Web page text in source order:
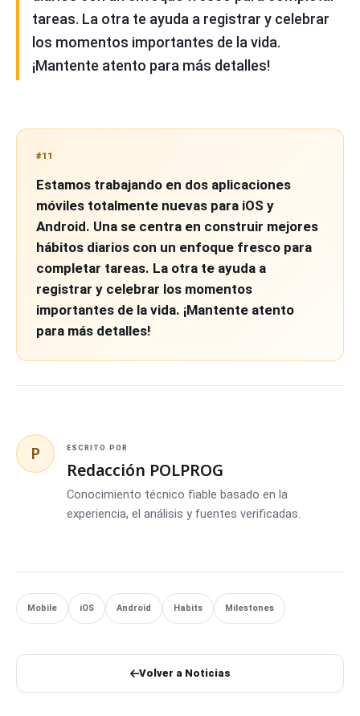
tareas. La otra te ayuda a registrar y celebrar
los momentos importantes de la vida.
¡Mantente atento para más detalles!
#11
Estamos trabajando en dos aplicaciones
móviles totalmente nuevas para iOS y
Android. Una se centra en construir mejores
hábitos diarios con un enfoque fresco para
completar tareas. La otra te ayuda a
registrar y celebrar los momentos
importantes de la vida. ¡Mantente atento
para más detalles!
P ESCRITO POR
Redacción POLPROG
Conocimiento técnico fiable basado en la
experiencia, el análisis y fuentes verificadas.
Mobile iOS Android Habits Milestones
Volver a Noticias